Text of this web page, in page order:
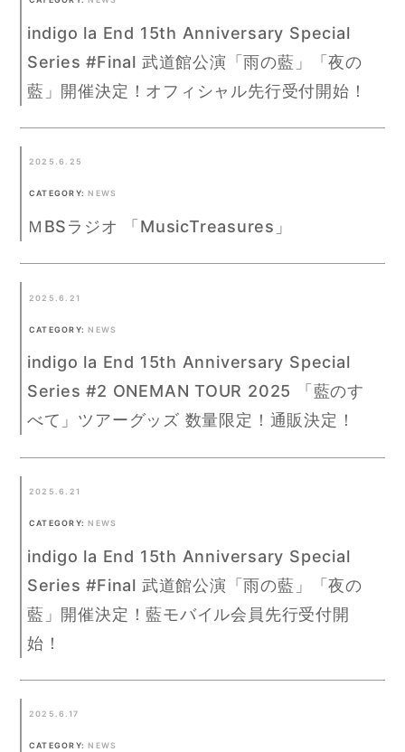
indigo la End 15th Anniversary Special
Series #Final 武道館公演「雨の藍」「夜の
藍」開催決定！オフィシャル先行受付開始！
2025.6.25
CATEGORY: NEWS
ＭBSラジオ 「MusicTreasures」
2025.6.21
CATEGORY: NEWS
indigo la End 15th Anniversary Special
Series #2 ONEMAN TOUR 2025 「藍のす
べて」ツアーグッズ 数量限定！通販決定！
2025.6.21
CATEGORY: NEWS
indigo la End 15th Anniversary Special
Series #Final 武道館公演「雨の藍」「夜の
藍」開催決定！藍モバイル会員先行受付開
始！
2025.6.17
CATEGORY: NEWS